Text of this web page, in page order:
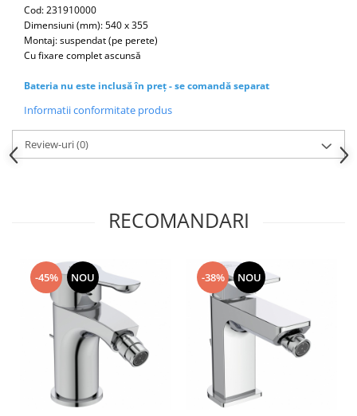
Cod: 231910000
Dimensiuni (mm): 540 x 355
Montaj: suspendat (pe perete)
Cu fixare complet ascunsă
Bateria nu este inclusă în preț - se comandă separat
Informatii conformitate produs
Review-uri(0)
RECOMANDARI
-45% NOU -38% NOU